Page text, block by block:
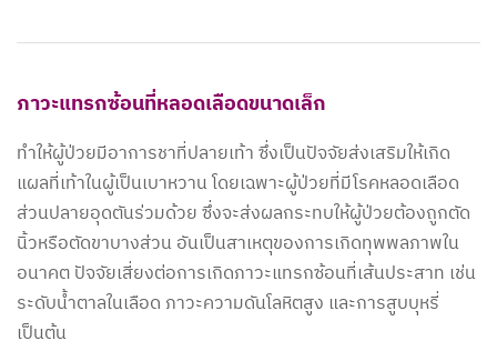
ภาวะแทรกซ้อนที่หลอดเลือดขนาดเล็ก
ทำให้ผู้ป่วยมีอาการชาที่ปลายเท้า ซึ่งเป็นปัจจัยส่งเสริมให้เกิด
แผลที่เท้าในผู้เป็นเบาหวาน โดยเฉพาะผู้ป่วยที่มีโรคหลอดเลือด
ส่วนปลายอุดตันร่วมด้วย ซึ่งจะส่งผลกระทบให้ผู้ป่วยต้องถูกตัด
นิ้วหรือตัดขาบางส่วน อันเป็นสาเหตุของการเกิดทุพพลภาพใน
อนาคต ปัจจัยเสี่ยงต่อการเกิดภาวะแทรกซ้อนที่เส้นประสาท เช่น
ระดับน้ำตาลในเลือด ภาวะความดันโลหิตสูง และการสูบบุหรี่
เป็นต้น